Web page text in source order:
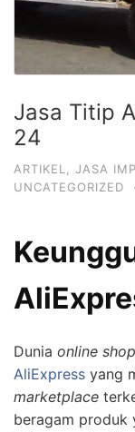
Jasa Titip
24
ARTIKEL JASA
UNCATEGORIZED
·
Dunia online
AliExpress yang
marketplace
beragam produk